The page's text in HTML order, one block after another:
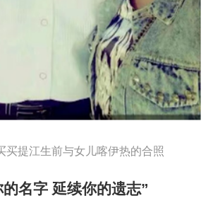
买提江生前与女儿喀伊热的合照
名字 延续你的遗志”